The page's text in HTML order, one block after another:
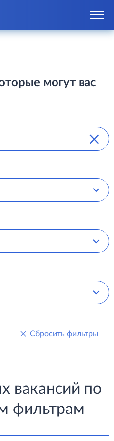
могут вас
Сбросить фильтры
вакансий по
фильтрам